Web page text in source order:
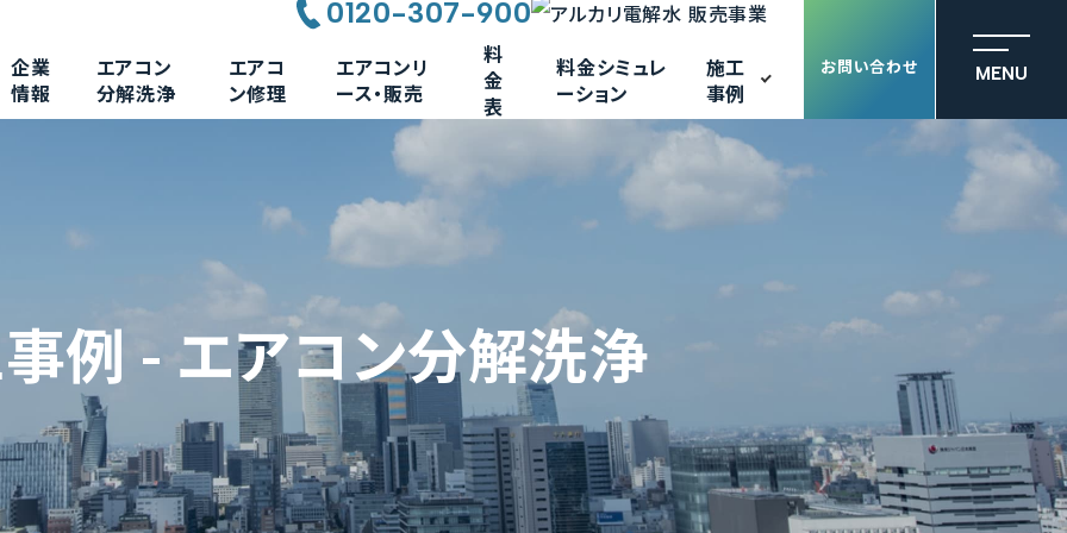
0120-307-900
企業
情報
エアコン
分解洗浄
エアコ
ン修理
エアコンリ
ース・販売
料
金
表
料金シミュレ
ーション
施工
事例
お問い合わせ MENU
例 - エアコン分解洗浄